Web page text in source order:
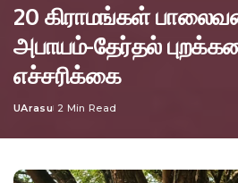
20 கிராமங்கள்
அபாயம்-தேர்தல்
எச்சரிக்கை
Posted
UArasu 2 Min Read